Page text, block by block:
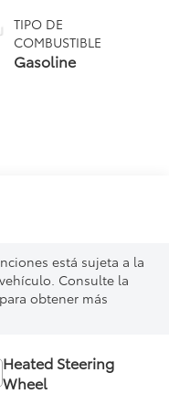
TIPO DE
COMBUSTIBLE
Gasoline
está sujeta a la
Consulte la
obtener más
Heated Steering
Wheel